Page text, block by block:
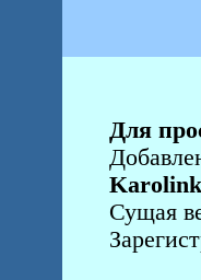
Для
Сущая